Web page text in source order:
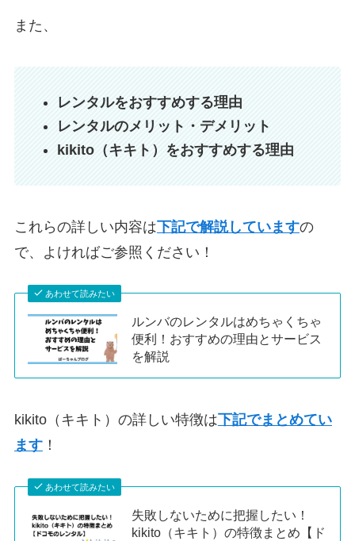
また、
レンタルをおすすめする理由
レンタルのメリット・デメリット
kikito（キキト）をおすすめする理由
これらの詳しい内容は下記で解説していますの
で、よければご参照ください！
あわせて読みたい
ルンバのレンタルはめちゃくちゃ
便利！おすすめの理由とサービス
を解説
kikito（キキト）の詳しい特徴は下記でまとめてい
ます！
あわせて読みたい
失敗しないために把握したい！
kikito（キキト）の特徴まとめ【ド